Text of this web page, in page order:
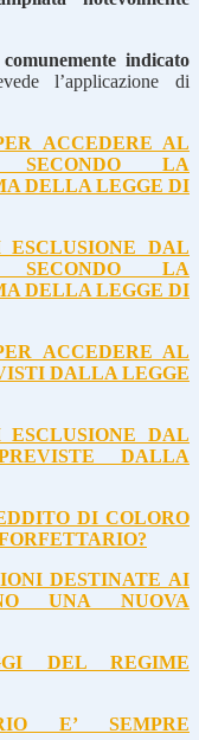
indicato
l’applicazione di
ACCEDERE AL
SECONDO LA
DELLA LEGGE DI
DAL
SECONDO LA
DELLA LEGGE DI
ACCEDERE AL
DALLA LEGGE
DAL
DALLA
DI COLORO
DESTINATE AI
UNA NUOVA
DEL REGIME
E’ SEMPRE